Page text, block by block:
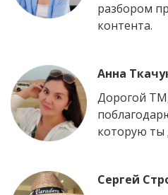
разбором
контента.
Анна
Дорогой
которую ты
Сергей